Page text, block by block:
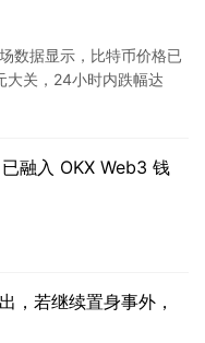
数据显示，比特币价格已
关，24小时内跌幅达
融入 OKX Web3 钱
，若继续置身事外，